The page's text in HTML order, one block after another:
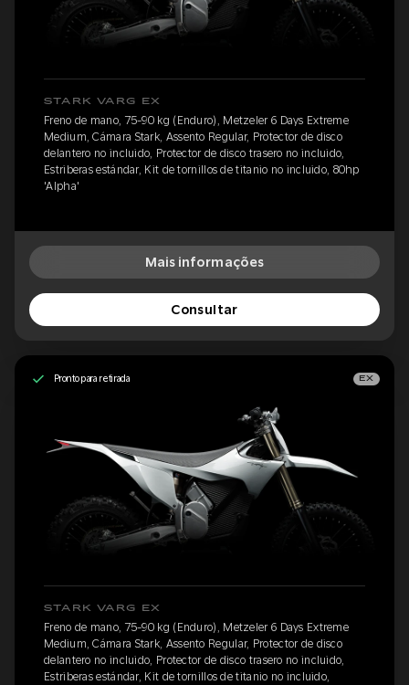
STARK VARG EX
Freno de mano, 75-90 kg (Enduro), Metzeler 6 Days Extreme
Medium, Cámara Stark, Assento Regular, Protector de disco
delantero no incluido, Protector de disco trasero no incluido,
Estriberas estándar, Kit de tornillos de titanio no incluido, 80hp
'Alpha'
Mais informações
Consultar
Pronto para retirada EX
STARK VARG EX
Freno de mano, 75-90 kg (Enduro), Metzeler 6 Days Extreme
Medium, Cámara Stark, Assento Regular, Protector de disco
delantero no incluido, Protector de disco trasero no incluido,
Estriberas estándar, Kit de tornillos de titanio no incluido,